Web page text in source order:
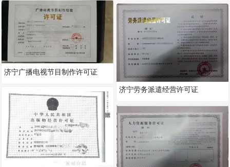
济宁广播电视节目制作许可证
济宁劳务派遣经营许可证